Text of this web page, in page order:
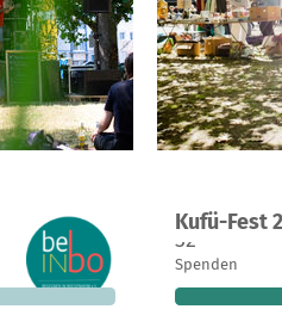
1.175 €
fehlen noch
Kufü-Fest
Ein Projekt in
32
Spenden